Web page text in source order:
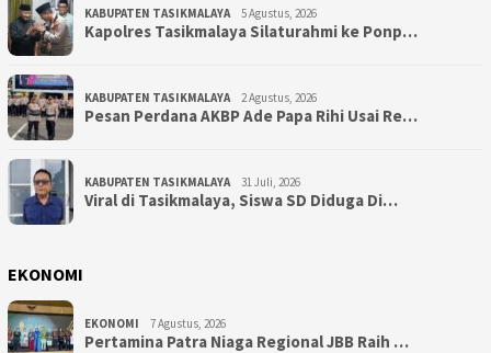
KABUPATEN TASIKMALAYA 5 Agustus, 2026
Kapolres Tasikmalaya Silaturahmi ke Ponp…
KABUPATEN TASIKMALAYA 2 Agustus, 2026
Pesan Perdana AKBP Ade Papa Rihi Usai Re…
KABUPATEN TASIKMALAYA 31 Juli, 2026
Viral di Tasikmalaya, Siswa SD Diduga Di…
EKONOMI
EKONOMI 7 Agustus, 2026
Pertamina Patra Niaga Regional JBB Raih …